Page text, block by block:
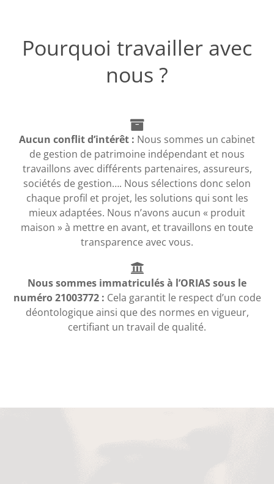
Pourquoi travailler avec
nous ?
Aucun conflit d’intérêt : Nous sommes un cabinet
de gestion de patrimoine indépendant et nous
travaillons avec différents partenaires, assureurs,
sociétés de gestion…. Nous sélections donc selon
chaque profil et projet, les solutions qui sont les
mieux adaptées. Nous n’avons aucun « produit
maison » à mettre en avant, et travaillons en toute
transparence avec vous.
Nous sommes immatriculés à l’ORIAS sous le
numéro 21003772 : Cela garantit le respect d’un code
déontologique ainsi que des normes en vigueur,
certifiant un travail de qualité.